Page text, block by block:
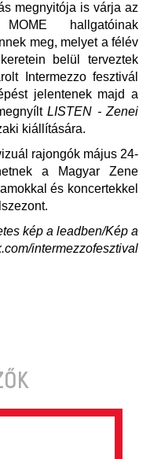
megnyitója is várja az
hallgatóinak
meg, melyet a félév
belül terveztek
Intermezzo fesztivál
jelentenek majd a
LISTEN - Zenei
kiállítására.
rajongók május 24-
a Magyar Zene
és koncertekkel
kép a leadben/Kép a
intermezzofesztival